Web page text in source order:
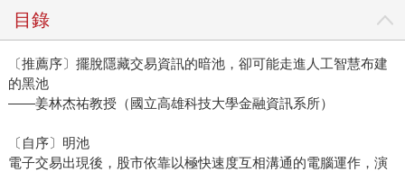
目錄
〔推薦序〕擺脫隱藏交易資訊的暗池，卻可能走進人工智慧布建
的黑池
——姜林杰祐教授（國立高雄科技大學金融資訊系所）
〔自序〕明池
電子交易出現後，股市依靠以極快速度互相溝通的電腦運作，演